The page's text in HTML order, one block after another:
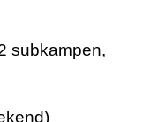
subkampen,